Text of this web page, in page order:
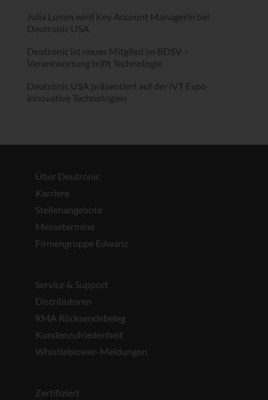
Julia Lumm wird Key Account Managerin bei
Deutronic USA
Deutronic ist neues Mitglied im BDSV –
Verantwortung trifft Technologie
Deutronic USA präsentiert auf der iVT Expo
innovative Technologien
Über Deutronic
Karriere
Stellenangebote
Messetermine
Firmengruppe Edwanz
Service & Support
Distributoren
RMA Rücksendebeleg
Kundenzufriedenheit
Whistleblower-Meldungen
Zertifiziert